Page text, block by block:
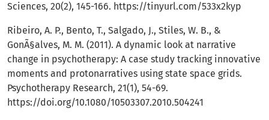
Sciences, 20(2), 145-166. https://tinyurl.com/533x2kyp
Ribeiro, A. P., Bento, T., Salgado, J., Stiles, W. B., &
GonÃ§alves, M. M. (2011). A dynamic look at narrative
change in psychotherapy: A case study tracking innovative
moments and protonarratives using state space grids.
Psychotherapy Research, 21(1), 54-69.
https://doi.org/10.1080/10503307.2010.504241